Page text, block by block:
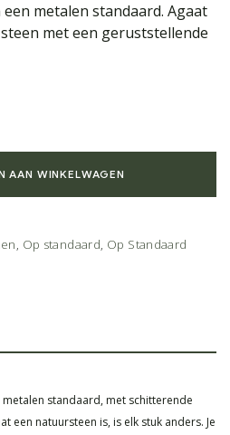
metalen standaard. Agaat
met een geruststellende
AAN WINKELWAGEN
, Op standaard, Op Standaard
standaard, met schitterende
een natuursteen is, is elk stuk anders. Je